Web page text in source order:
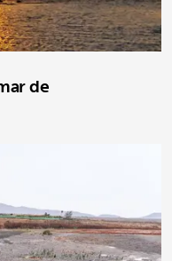
de